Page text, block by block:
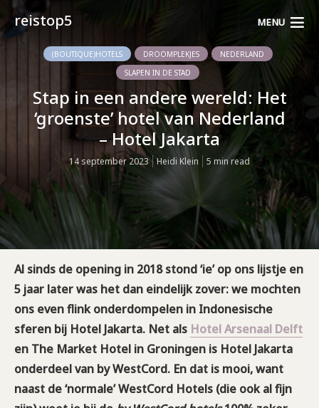
reistop5 MENU
(BOUTIQUE)HOTELS DROOMPLEKJES
NEDERLAND
SLAPEN IN DE STAD
Stap in een andere wereld: Het
‘groenste’ hotel van Nederland
– Hotel Jakarta
14 september 2023 Heidi Klein 5 min read
Al sinds de opening in 2018 stond ‘ie’ op ons lijstje en
5 jaar later was het dan eindelijk zover: we mochten
ons even flink onderdompelen in Indonesische
sferen bij Hotel Jakarta. Net als Hotel Arsenaal Delft
en The Market Hotel in Groningen is Hotel Jakarta
onderdeel van by WestCord. En dat is mooi, want
naast de ‘normale’ WestCord Hotels (die ook al fijn